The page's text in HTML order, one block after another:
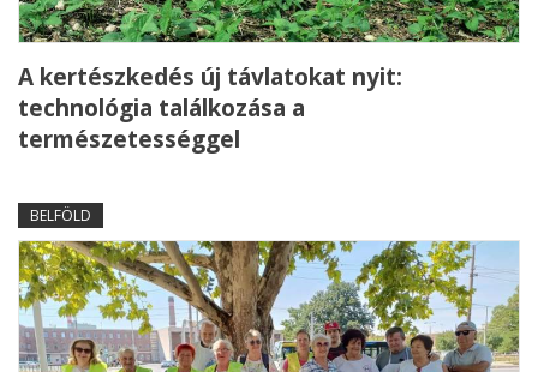
A kertészkedés új távlatokat nyit:
technológia találkozása a
természetességgel
BELFÖLD